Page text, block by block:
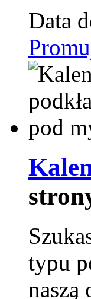
Data
typu
naszą